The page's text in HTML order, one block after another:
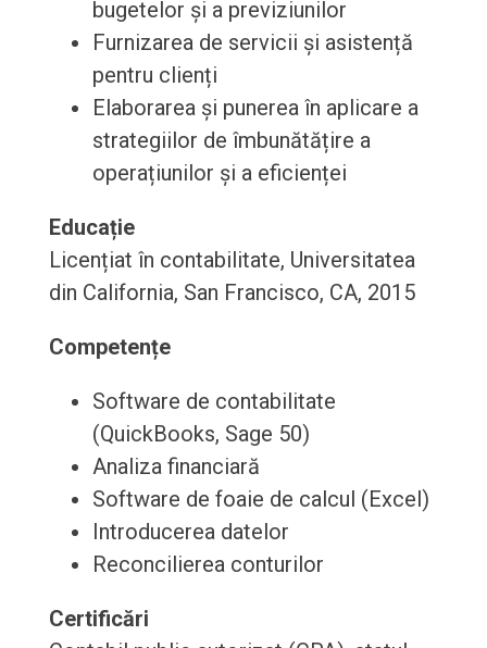
bugetelor și a previziunilor
Furnizarea de servicii și asistență
pentru clienți
Elaborarea și punerea în aplicare a
strategiilor de îmbunătățire a
operațiunilor și a eficienței
Educație
Licențiat în contabilitate, Universitatea
din California, San Francisco, CA, 2015
Competențe
Software de contabilitate
(QuickBooks, Sage 50)
Analiza financiară
Software de foaie de calcul (Excel)
Introducerea datelor
Reconcilierea conturilor
Certificări